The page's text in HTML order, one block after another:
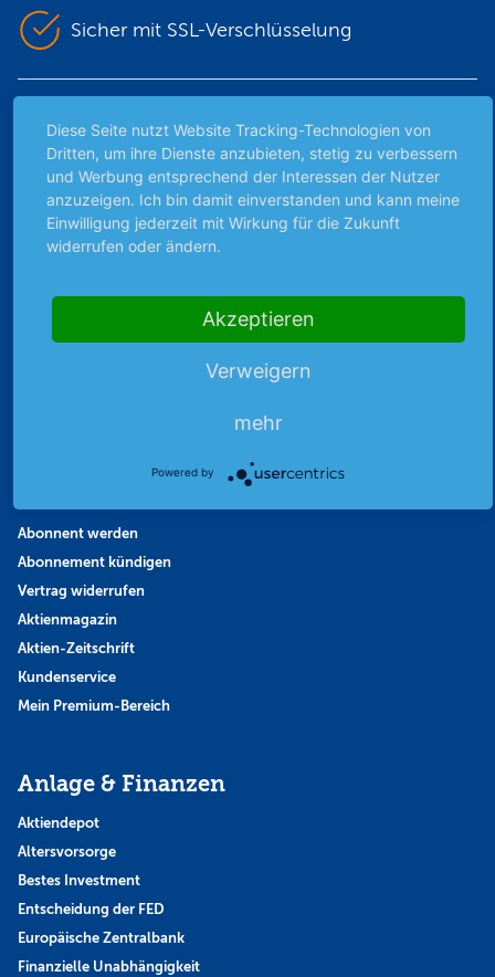
Sicher mit SSL-Verschlüsselung
Highlights
Archiv
Börsenbericht
Börsengerüchte
Börsengespräche
Favoriten
Abonnent werden
Abonnement kündigen
Vertrag widerrufen
Aktienmagazin
Aktien-Zeitschrift
Kundenservice
Mein Premium-Bereich
Anlage & Finanzen
Aktiendepot
Altersvorsorge
Bestes Investment
Entscheidung der FED
Europäische Zentralbank
Finanzielle Unabhängigkeit
Diese Seite nutzt Website Tracking-Technologien von
Dritten, um ihre Dienste anzubieten, stetig zu verbessern
und Werbung entsprechend der Interessen der Nutzer
anzuzeigen. Ich bin damit einverstanden und kann meine
Einwilligung jederzeit mit Wirkung für die Zukunft
widerrufen oder ändern.
Akzeptieren
Verweigern
mehr
Powered by